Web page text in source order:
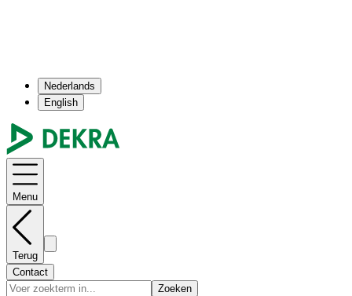
Nederlands
English
Menu
Terug
Contact
Zoeken